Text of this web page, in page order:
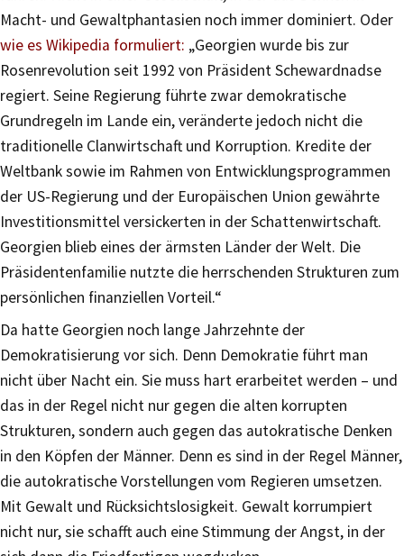
Macht- und Gewaltphantasien noch immer dominiert. Oder
wie es Wikipedia formuliert: „Georgien wurde bis zur
Rosenrevolution seit 1992 von Präsident Schewardnadse
regiert. Seine Regierung führte zwar demokratische
Grundregeln im Lande ein, veränderte jedoch nicht die
traditionelle Clanwirtschaft und Korruption. Kredite der
Weltbank sowie im Rahmen von Entwicklungsprogrammen
der US-Regierung und der Europäischen Union gewährte
Investitionsmittel versickerten in der Schattenwirtschaft.
Georgien blieb eines der ärmsten Länder der Welt. Die
Präsidentenfamilie nutzte die herrschenden Strukturen zum
persönlichen finanziellen Vorteil.“
Da hatte Georgien noch lange Jahrzehnte der
Demokratisierung vor sich. Denn Demokratie führt man
nicht über Nacht ein. Sie muss hart erarbeitet werden – und
das in der Regel nicht nur gegen die alten korrupten
Strukturen, sondern auch gegen das autokratische Denken
in den Köpfen der Männer. Denn es sind in der Regel Männer,
die autokratische Vorstellungen vom Regieren umsetzen.
Mit Gewalt und Rücksichtslosigkeit. Gewalt korrumpiert
nicht nur, sie schafft auch eine Stimmung der Angst, in der